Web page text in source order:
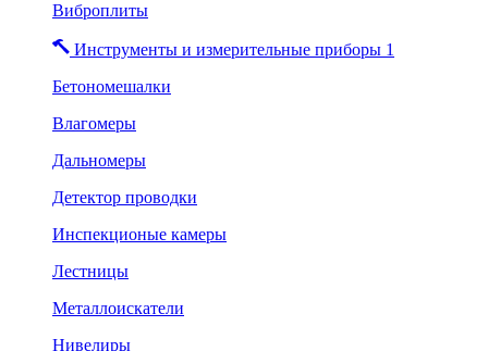
Виброплиты
Инструменты и измерительные приборы 1
Бетономешалки
Влагомеры
Дальномеры
Детектор проводки
Инспекционые камеры
Лестницы
Металлоискатели
Нивелиры